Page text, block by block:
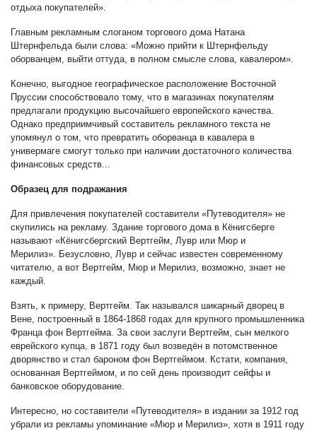
отдыха покупателей».
Главным рекламным слоганом торгового дома Натана
Штернфельда были слова: «Можно прийти к Штернфельду
оборванцем, выйти оттуда, в полном смысле слова, кавалером».
Конечно, выгодное географическое расположение Восточной
Пруссии способствовало тому, что в магазинах покупателям
предлагали продукцию высочайшего европейского качества.
Однако предприимчивый составитель рекламного текста не
упомянул о том, что превратить оборванца в кавалера в
универмаге смогут только при наличии достаточного количества
финансовых средств...
Образец для подражания
Для привлечения покупателей составители «Путеводителя» не
скупились на рекламу. Здание торгового дома в Кёнигсберге
называют «Кёнигсбергский Вертгейм, Лувр или Мюр и
Мерилиз».
Безусловно, Лувр и сейчас известен современному
читателю, а вот Вертгейм, Мюр и Мерилиз, возможно, знает не
каждый.
Взять, к примеру, Вертгейм. Так назывался шикарный дворец в
Вене, построенный в 1864-1868 годах для крупного промышленника
Франца фон Вертгейма. За свои заслуги Вертгейм, сын мелкого
еврейского купца, в 1871 году был возведён в потомственное
дворянство и стал бароном фон Вертгеймом. Кстати, компания,
основанная Вертгеймом, и по сей день производит сейфы и
банковское оборудование.
Интересно, но составители «Путеводителя» в издании за 1912 год
убрали из рекламы упоминание «Мюр и Мерилиз», хотя в 1911 году